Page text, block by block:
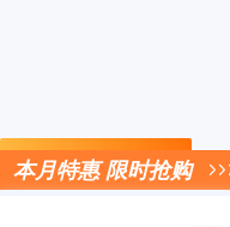
立即咨询
本月特惠 限时抢购